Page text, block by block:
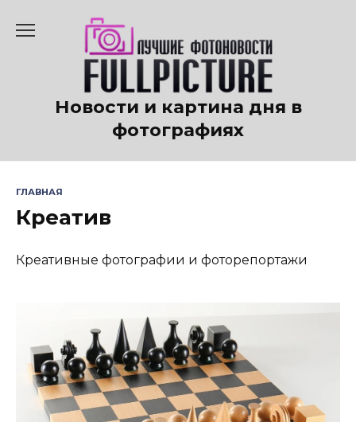
содержанию
Новости и картина дня в
фотографиях
ГЛАВНАЯ
Креатив
Креативные фотографии и фоторепортажи